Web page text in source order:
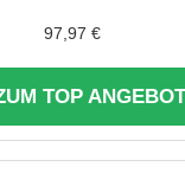
97,97 €
TOP